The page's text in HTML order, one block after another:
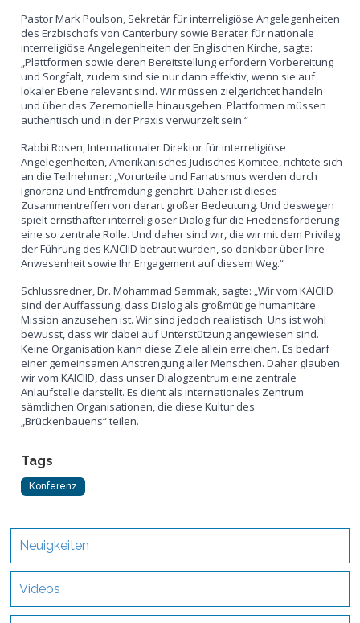
Pastor Mark Poulson, Sekretär für interreligiöse Angelegenheiten
des Erzbischofs von Canterbury sowie Berater für nationale
interreligiöse Angelegenheiten der Englischen Kirche, sagte:
„Plattformen sowie deren Bereitstellung erfordern Vorbereitung
und Sorgfalt, zudem sind sie nur dann effektiv, wenn sie auf
lokaler Ebene relevant sind. Wir müssen zielgerichtet handeln
und über das Zeremonielle hinausgehen. Plattformen müssen
authentisch und in der Praxis verwurzelt sein.“
Rabbi Rosen, Internationaler Direktor für interreligiöse
Angelegenheiten, Amerikanisches Jüdisches Komitee, richtete sich
an die Teilnehmer: „Vorurteile und Fanatismus werden durch
Ignoranz und Entfremdung genährt. Daher ist dieses
Zusammentreffen von derart großer Bedeutung. Und deswegen
spielt ernsthafter interreligiöser Dialog für die Friedensförderung
eine so zentrale Rolle. Und daher sind wir, die wir mit dem Privileg
der Führung des KAICIID betraut wurden, so dankbar über Ihre
Anwesenheit sowie Ihr Engagement auf diesem Weg.“
Schlussredner, Dr. Mohammad Sammak, sagte: „Wir vom KAICIID
sind der Auffassung, dass Dialog als großmütige humanitäre
Mission anzusehen ist. Wir sind jedoch realistisch. Uns ist wohl
bewusst, dass wir dabei auf Unterstützung angewiesen sind.
Keine Organisation kann diese Ziele allein erreichen. Es bedarf
einer gemeinsamen Anstrengung aller Menschen. Daher glauben
wir vom KAICIID, dass unser Dialogzentrum eine zentrale
Anlaufstelle darstellt. Es dient als internationales Zentrum
sämtlichen Organisationen, die diese Kultur des
„Brückenbauens“ teilen.
Tags
Konferenz
Neuigkeiten
Videos